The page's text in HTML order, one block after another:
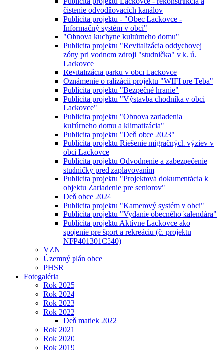
čistenie odvodňovacích kanálov
Publicita projektu - "Obec Lackovce -
Informačný systém v obci"
"Obnova kuchyne kultúrneho domu"
Publicita projektu "Revitalizácia oddychovej
zóny pri vodnom zdroji "studnička" v k. ú.
Lackovce
Revitalizácia parku v obci Lackovce
Oznámenie o ralizácii projektu "WIFI pre Teba"
Publicita projektu "Bezpečné hranie"
Publicita projektu "Výstavba chodníka v obci
Lackovce"
Publicita projektu "Obnova zariadenia
kultúrneho domu a klimatizácia"
Publicita projektu "Deň obce 2023"
Publicita projektu Riešenie migračných výziev v
obci Lackovce
Publicita projektu Odvodnenie a zabezpečenie
studničky pred zaplavovaním
Publicita projektu "Projektová dokumentácia k
objektu Zariadenie pre seniorov"
Deň obce 2024
Publicita projektu "Kamerový systém v obci"
Publicita projektu "Vydanie obecného kalendára"
Publicita projektu Aktívne Lackovce ako
spojenie pre šport a rekreáciu (č. projektu
NFP401301C340)
VZN
Územný plán obce
PHSR
Fotogaléria
Rok 2025
Rok 2024
Rok 2023
Rok 2022
Deň matiek 2022
Rok 2021
Rok 2020
Rok 2019